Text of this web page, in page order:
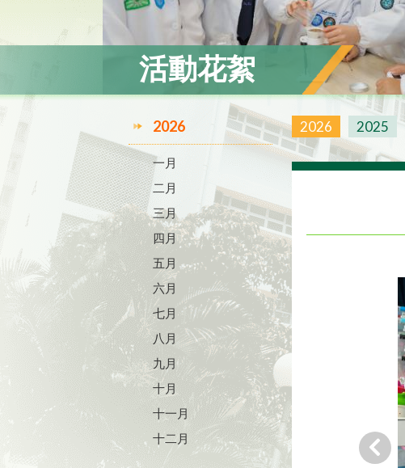
活動花絮
2026 2025
2026
一月
二月
三月
四月
五月
六月
七月
八月
九月
十月
十一月
十二月